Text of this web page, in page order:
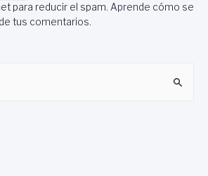
para reducir el spam. Aprende cómo se
tus comentarios.